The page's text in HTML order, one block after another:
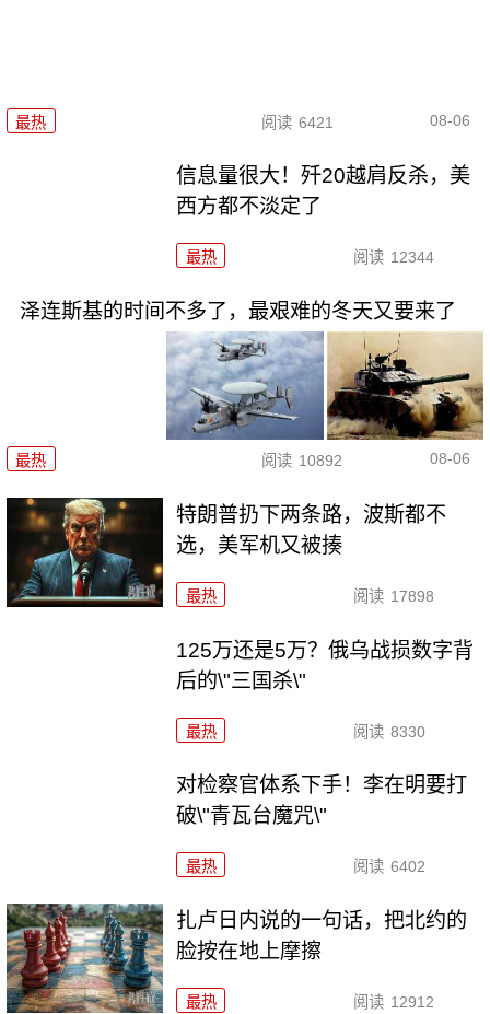
最热 阅读 6421 08-06
信息量很大！歼20越肩反杀，美
西方都不淡定了
最热 阅读 12344
泽连斯基的时间不多了，最艰难的冬天又要来了
最热 阅读 10892 08-06
特朗普扔下两条路，波斯都不
选，美军机又被揍
最热 阅读 17898
125万还是5万？俄乌战损数字背
后的\"三国杀\"
最热 阅读 8330
对检察官体系下手！李在明要打
破\"青瓦台魔咒\"
最热 阅读 6402
扎卢日内说的一句话，把北约的
脸按在地上摩擦
最热 阅读 12912